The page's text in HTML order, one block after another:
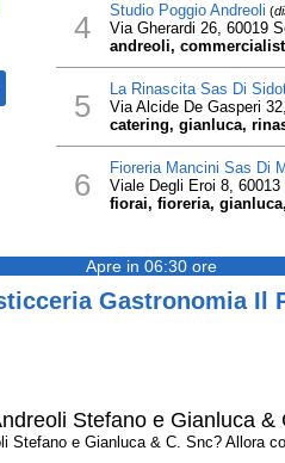
4 Studio Poggio Andreoli (
Via Gherardi 26, 60019
andreoli,
5 La Rinascita Sas Di
Via Alcide De Gasperi
catering, gianluca,
6 Fioreria Mancini Sas Di
Viale Degli Eroi 8, 60013
fiorai, fioreria,
Apre in 06:30 ore
Gastronomia Il
Stefano e Gianluca &
Stefano e Gianluca & C. Snc? Allora